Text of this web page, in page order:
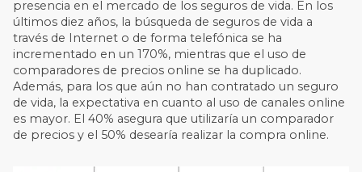
presencia en el mercado de los seguros de vida. En los
últimos diez años, la búsqueda de seguros de vida a
través de Internet o de forma telefónica se ha
incrementado en un 170%, mientras que el uso de
comparadores de precios online se ha duplicado.
Además, para los que aún no han contratado un seguro
de vida, la expectativa en cuanto al uso de canales online
es mayor. El 40% asegura que utilizaría un comparador
de precios y el 50% desearía realizar la compra online.